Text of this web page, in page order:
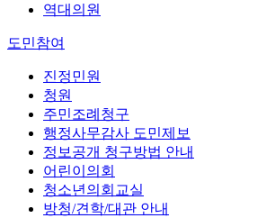
역대의원
도민참여
진정민원
청원
주민조례청구
행정사무감사 도민제보
정보공개 청구방법 안내
어린이의회
청소년의회교실
방청/견학/대관 안내